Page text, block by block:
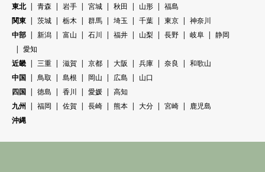
東北
青森 岩手 宮城 秋田 山形
福島
関東
茨城 栃木 群馬 埼玉 千葉 東京
神奈川
中部
新潟 富山 石川 福井 山梨 長野 岐阜
静岡
愛知
近畿
三重 滋賀 京都 大阪 兵庫 奈良
和歌山
中国
鳥取 島根 岡山 広島
山口
四国
徳島 香川 愛媛
高知
九州
福岡 佐賀 長崎 熊本 大分 宮崎
鹿児島
沖縄